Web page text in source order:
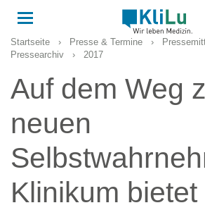
Toggle
navigation
Startseite › Presse & Termine ›
Pressearchiv
› 2017
Auf dem Weg
neuen
Klinikum bietet